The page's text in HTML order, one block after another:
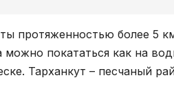
протяженностью более 5
покататься как на
Тарханкут – песчаный